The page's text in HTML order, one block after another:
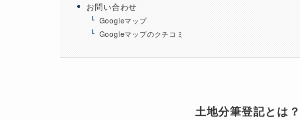
お問い合わせ
Googleマップ
Googleマップのクチコミ
土地分筆登記とは？